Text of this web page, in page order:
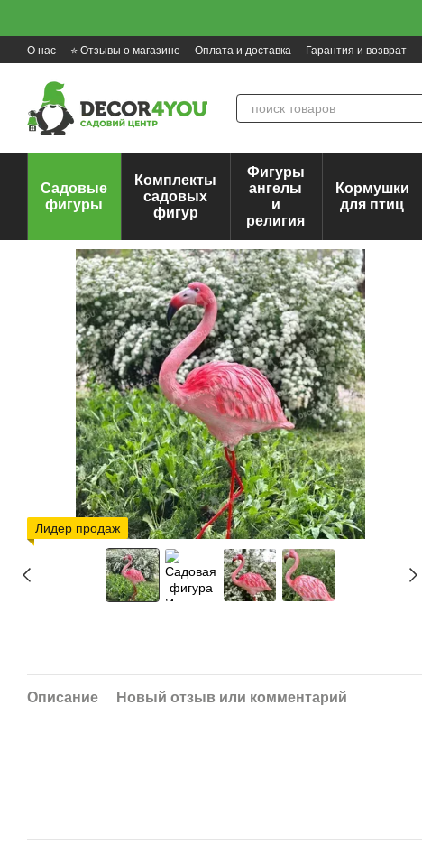
О нас ⭐ Отзывы о магазине Оплата и доставка Гарантия и возврат
Садовые
фигуры
Комплекты
садовых
фигур
Фигуры
ангелы
и
религия
Кормушки
для птиц
Лидер продаж
Описание Новый отзыв или комментарий